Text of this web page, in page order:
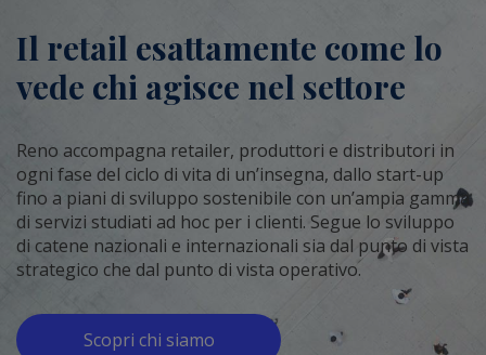
Il retail esattamente come lo
vede chi agisce nel settore
Reno accompagna retailer, produttori e distributori in
ogni fase del ciclo di vita di un’insegna, dallo start-up
fino a piani di sviluppo sostenibile con un’ampia gamma
di servizi studiati ad hoc per i clienti. Segue lo sviluppo
di catene nazionali e internazionali sia dal punto di vista
strategico che dal punto di vista operativo.
Scopri chi siamo